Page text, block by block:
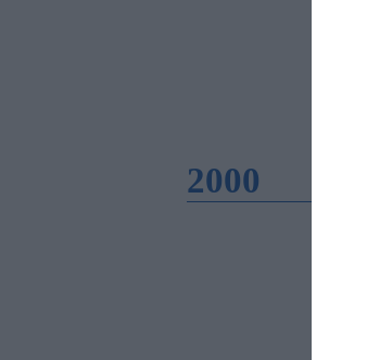
2000